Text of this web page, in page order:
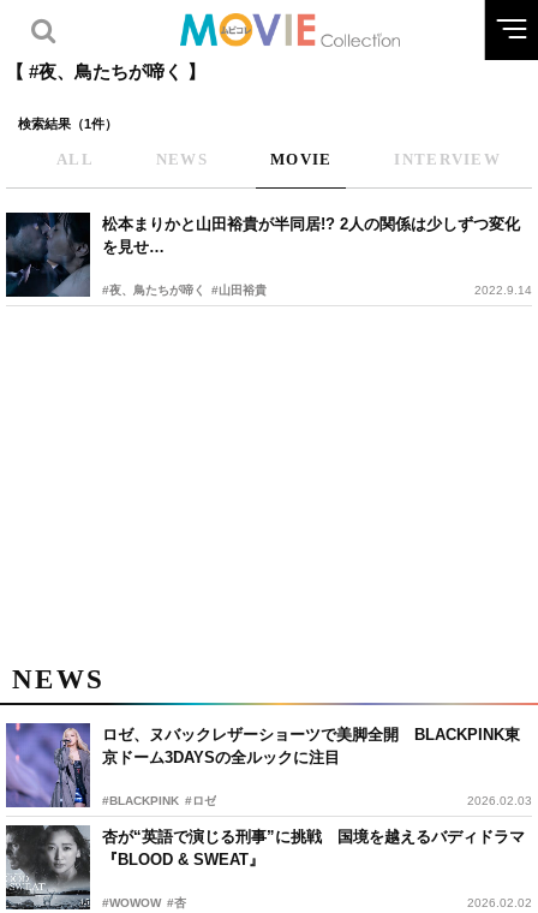
【 #夜、鳥たちが啼く 】
検索結果（1件）
ALL NEWS MOVIE INTERVIEW
松本まりかと山田裕貴が半同居!? 2人の関係は少しずつ変化
を見せ…
#夜、鳥たちが啼く #山田裕貴 2022.9.14
NEWS
ロゼ、ヌバックレザーショーツで美脚全開 BLACKPINK東
京ドーム3DAYSの全ルックに注目
#BLACKPINK #ロゼ 2026.02.03
杏が“英語で演じる刑事”に挑戦 国境を越えるバディドラマ
『BLOOD & SWEAT』
#WOWOW #杏 2026.02.02